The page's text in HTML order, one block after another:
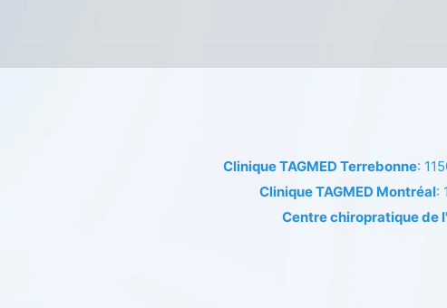
Clinique TAGMED Terrebonne:
Clinique TAGMED Montréal:
Centre chiropratique de